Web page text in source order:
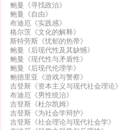
鲍曼《寻找政治》
鲍曼《自由》
布迪厄《实践感》
格尔茨《文化的解释》
斯特劳斯《忧郁的热带》
鲍曼《后现代性及其缺憾》
鲍曼《现代性与矛盾性》
鲍曼《后现代伦理学》
鲍德里亚《游戏与警察》
吉登斯《资本主义与现代社会理论
布迪厄《男性统治》
吉登斯《杜尔凯姆》
吉登斯《为社会学辩护》
吉登斯《社会理论与现代社会学》